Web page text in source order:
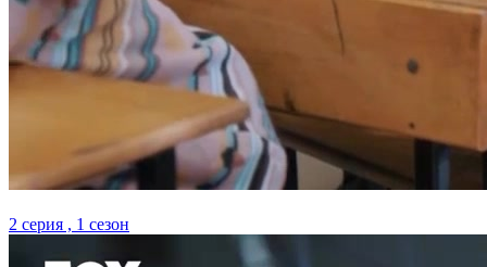
2 серия , 1 сезон